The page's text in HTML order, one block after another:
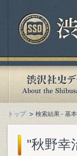
トップ 検索結果 - 基
"秋野幸